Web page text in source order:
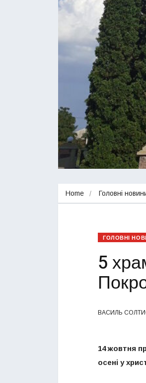
Home Головні
ГОЛОВНІ
5
ВАСИЛЬ
14 жовтня
осені у